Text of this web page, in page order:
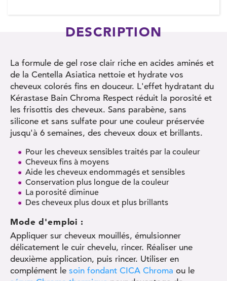
DESCRIPTION
La formule de gel rose clair riche en acides aminés et
de la Centella Asiatica nettoie et hydrate vos
cheveux colorés fins en douceur. L'effet hydratant du
Kérastase Bain Chroma Respect réduit la porosité et
les frisottis des cheveux. Sans parabène, sans
silicone et sans sulfate pour une couleur préservée
jusqu'à 6 semaines, des cheveux doux et brillants.
Pour les cheveux sensibles traités par la couleur
Cheveux fins à moyens
Aide les cheveux endommagés et sensibles
Conservation plus longue de la couleur
La porosité diminue
Des cheveux plus doux et plus brillants
Mode d'emploi :
Appliquer sur cheveux mouillés, émulsionner
délicatement le cuir chevelu, rincer. Réaliser une
deuxième application, puis rincer. Utiliser en
complément le soin fondant CICA Chroma ou le